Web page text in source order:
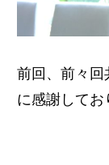
前回、前々回
に感謝してお